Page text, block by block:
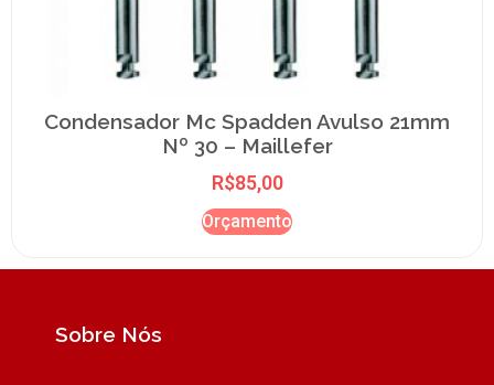
Condensador Mc Spadden Avulso 21mm
Nº 30 – Maillefer
R$85,00
Orçamento
Sobre Nós